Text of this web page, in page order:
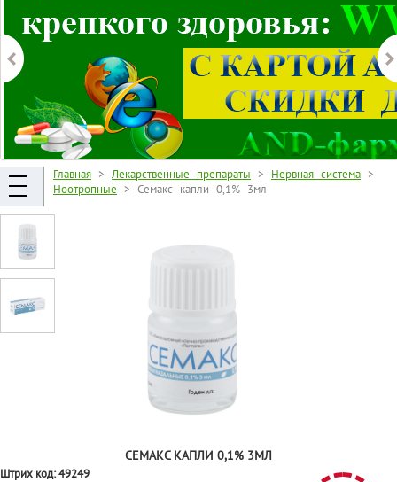
Главная > Лекарственные препараты > Нервная система >
Ноотропные > Семакс капли 0,1% 3мл
СЕМАКС КАПЛИ 0,1% 3МЛ
Штрих код:49249